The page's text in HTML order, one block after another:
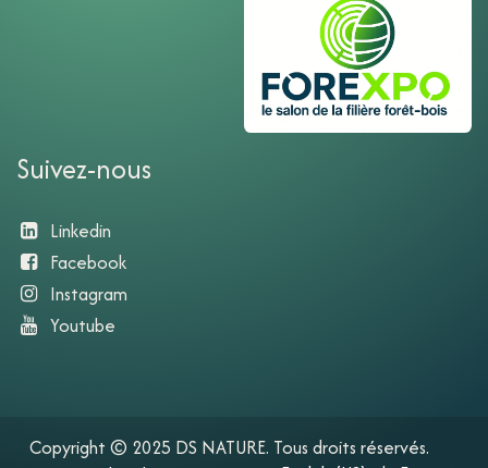
Suivez-nous
Linkedin
Facebook
Instagram
Youtube​
Copyright © 2025 DS NATURE. Tous droits réservés.